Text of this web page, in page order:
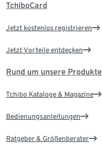
TchiboCard
Jetzt kostenlos registrieren
Jetzt Vorteile entdecken
Rund um unsere Produkte
Tchibo Kataloge & Magazine
Bedienungsanleitungen
Ratgeber & Größenberater